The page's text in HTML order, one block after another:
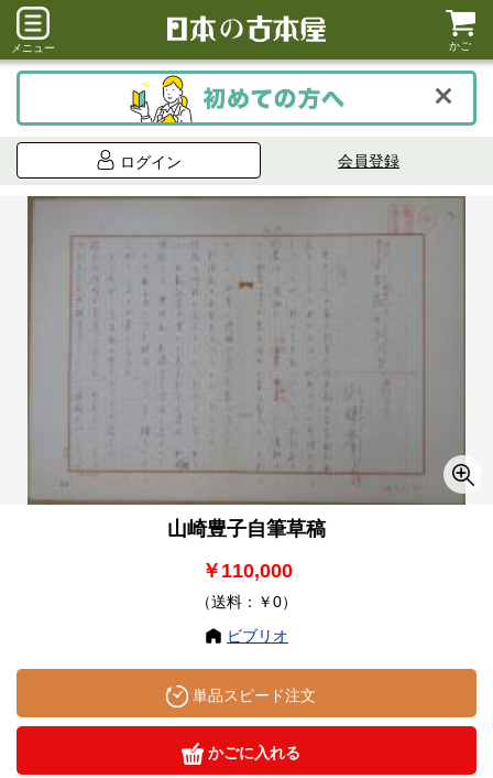
メニュー かご
ログイン 会員登録
山崎豊子自筆草稿
￥110,000
（送料：￥0）
ビブリオ
単品スピード注文
かごに入れる